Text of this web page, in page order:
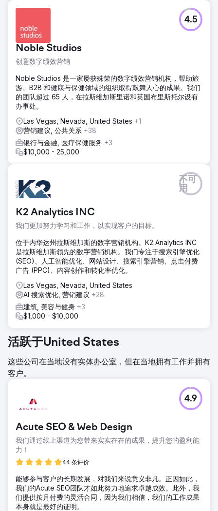
Noble Studios
创意数字绩效营销
4.5
Noble Studios 是一家屡获殊荣的数字绩效营销机构，帮助旅
游、B2B 和健康与保健领域的组织取得鼓舞人心的成果。我们
的团队超过 65 人，在拉斯维加斯里诺和英国布里斯托尔设有
办事处。
Las Vegas, Nevada, United States +1
营销建议, 公共关系 +38
银行与金融, 医疗保健服务 +3
$10,000 - 25,000
K2 Analytics INC
我们更加努力学习和工作，以实现客户的目标。
不可
用
位于内华达州拉斯维加斯的数字营销机构。K2 Analytics INC
是拉斯维加斯领先的数字营销机构。我们专注于搜索引擎优化
(SEO)、人工智能优化、网站设计、搜索引擎营销、点击付费
广告 (PPC)、内容创作和转化率优化。
Las Vegas, Nevada, United States
AI 搜索优化, 营销建议 +28
建筑, 美容与健身 +3
$1,000 - $10,000
活跃于United States
这些公司在当地没有实体办公室，但在当地拥有工作并拥有
客户。
Acute SEO & Web Design
我们通过线上渠道为您带来实实在在的成果，提升您的盈利能
力！
44 条评价
4.9
能够参与客户的长期发展，对我们来说意义非凡。正因如此，
我们的Acute SEO团队才如此努力地追求卓越成效。此外，我
们提供按月付费的灵活合同，因为我们相信，我们的工作成果
本身就是最好的证明。